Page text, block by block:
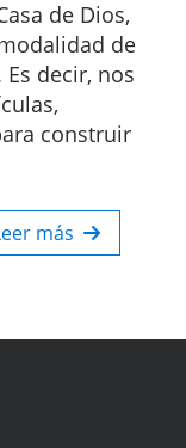
de Dios,
de
decir, nos
construir
más